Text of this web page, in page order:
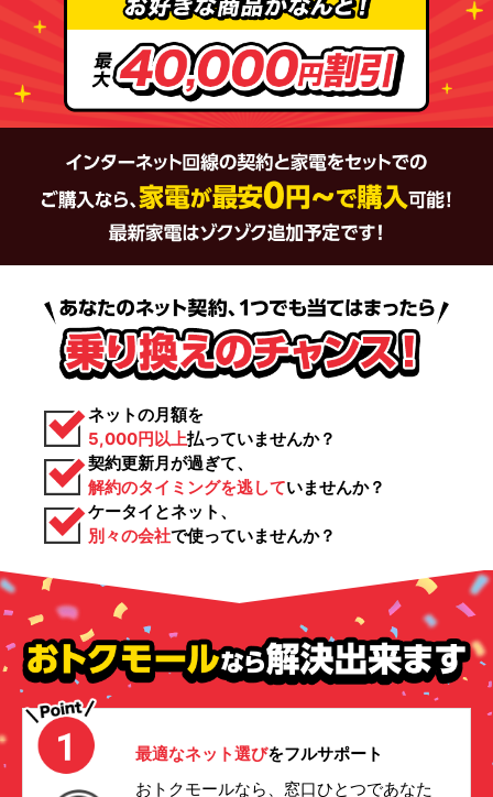
ネットの月額を
5,000円以上払っていませんか？
契約更新月が過ぎて、
解約のタイミングを逃していませんか？
ケータイとネット、
別々の会社で使っていませんか？
最適なネット選びをフルサポート
おトクモールなら、窓口ひとつであなた